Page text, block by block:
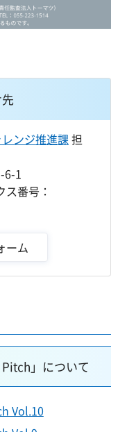
ンジ推進課担
6-1
番号：
Pitch」について
Vol.10